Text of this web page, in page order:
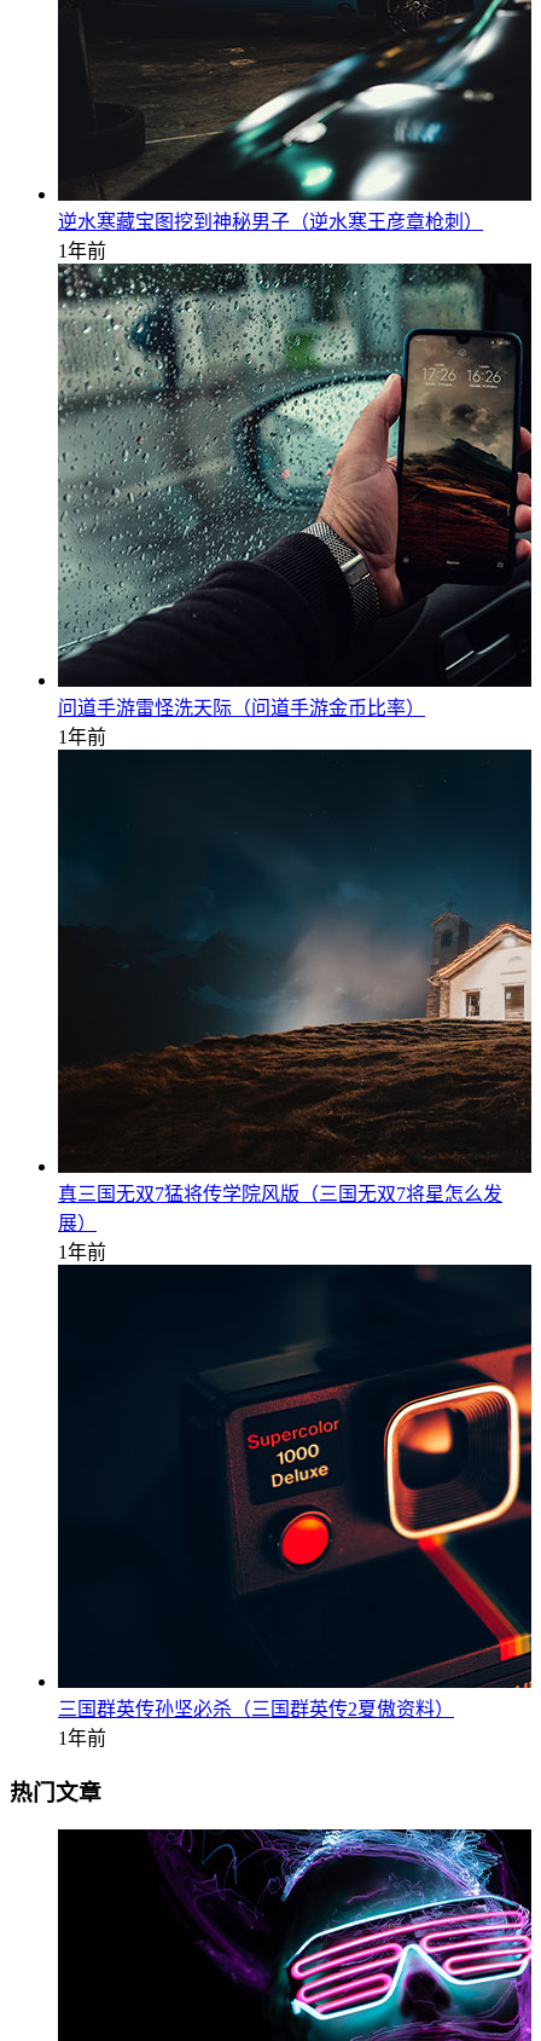
逆水寒藏宝图挖到神秘男子（逆水寒王彦章枪刺）
1年前
问道手游雷怪洗天际（问道手游金币比率）
1年前
真三国无双7猛将传学院风版（三国无双7将星怎么发
展）
1年前
三国群英传孙坚必杀（三国群英传2夏傲资料）
1年前
热门文章